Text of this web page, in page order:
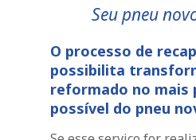
Seu pneu
O processo de
possibilita
reformado no mais
possível do pneu